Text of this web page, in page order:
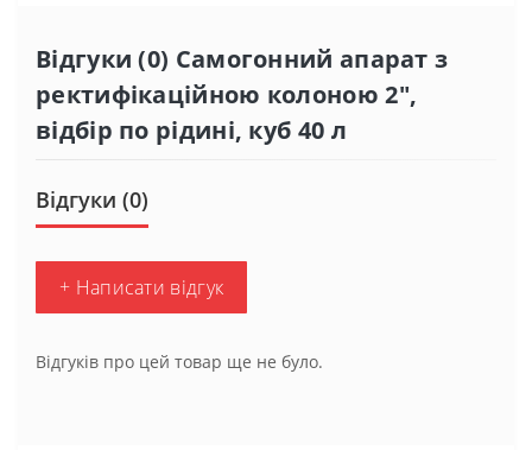
Відгуки (0) Самогонний апарат з
ректифікаційною колоною 2",
відбір по рідині, куб 40 л
Відгуки (0)
+ Написати відгук
Відгуків про цей товар ще не було.